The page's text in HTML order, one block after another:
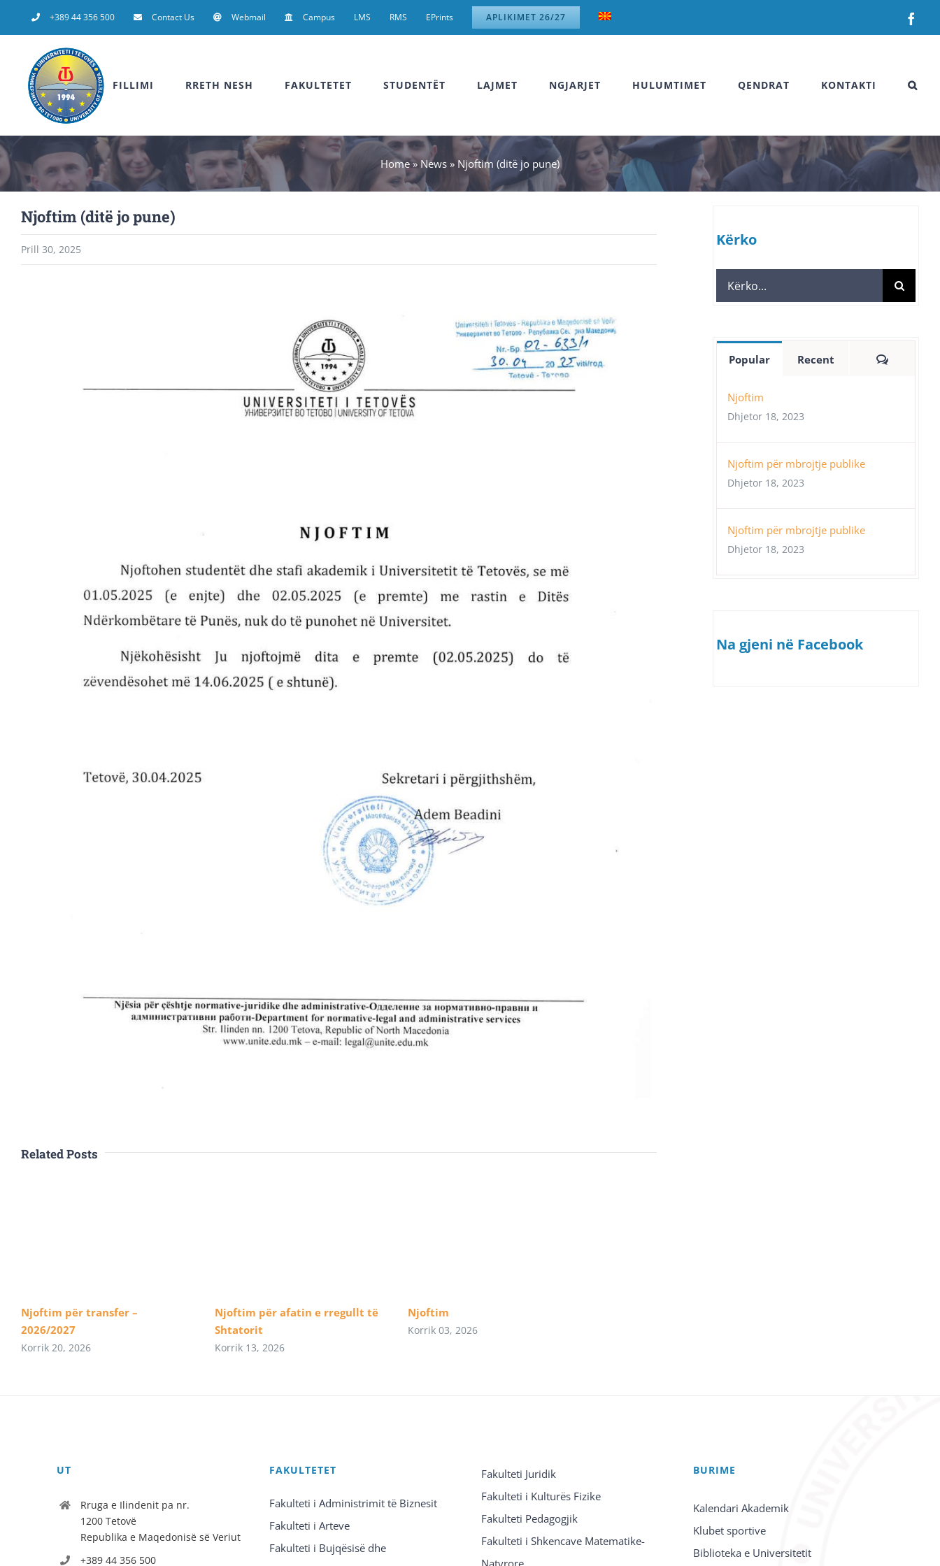
to
+389 44 356 500 Contact Us Webmail Campus LMS RMS EPrints APLIKIMET 26/27
FILLIMI RRETH NESH FAKULTETET STUDENTËT LAJMET NGJARJET HULUMTIMET QENDRAT KONTAKTI
Home»News » Njoftim (ditë jo pune)
Njoftim (ditë jo pune)
Prill 30, 2025
Related Posts
Njoftim për transfer –
2026/2027
Korrik 20, 2026
Njoftim për afatin e rregullt të
Shtatorit
Korrik 13, 2026
Njoftim
Korrik 03, 2026
Kërko
Search
for:
Popular Recent
Njoftim
Dhjetor 18, 2023
Njoftim për mbrojtje publike
Dhjetor 18, 2023
Njoftim për mbrojtje publike
Dhjetor 18, 2023
Na gjeni në Facebook
UT
Rruga e Ilindenit pa nr.
1200 Tetovë
Republika e Maqedonisë së Veriut
+389 44 356 500
FAKULTETET
Fakulteti i Administrimit të Biznesit
Fakulteti i Arteve
Fakulteti i Bujqësisë dhe
Fakulteti Juridik
Fakulteti i Kulturës Fizike
Fakulteti Pedagogjik
Fakulteti i Shkencave Matematike-
BURIME
Kalendari Akademik
Klubet sportive
Biblioteka e Universitetit